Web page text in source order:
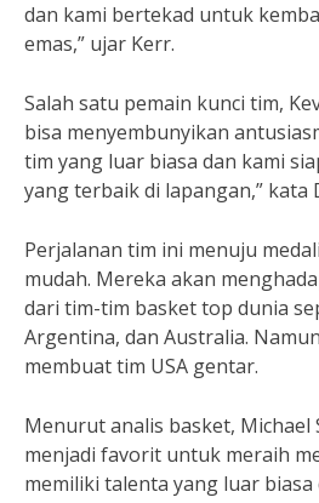
dan kami bertekad untuk
emas,” ujar Kerr.
Salah satu pemain kunci tim,
bisa menyembunyikan
tim yang luar biasa dan kami
yang terbaik di lapangan,” kata
Perjalanan tim ini menuju
mudah. Mereka akan
dari tim-tim basket top dunia
Argentina, dan Australia.
membuat tim USA gentar.
Menurut analis basket, Michael
menjadi favorit untuk meraih
memiliki talenta yang luar